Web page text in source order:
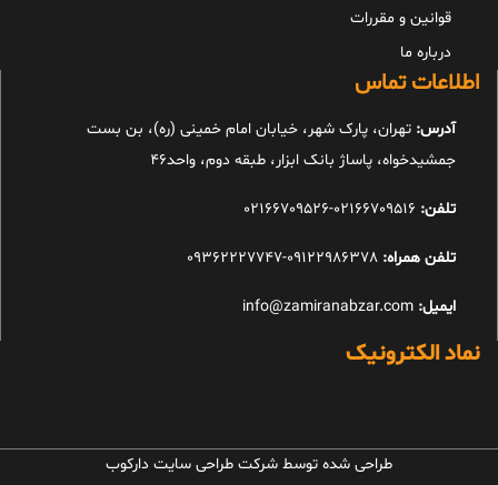
قوانین و مقررات
درباره ما
اطلاعات تماس
آدرس: تهران، پارک شهر، خیابان امام خمینی (ره)، بن بست
جمشیدخواه، پاساژ بانک ابزار، طبقه دوم، واحد46
تلفن:
تلفن همراه: 09122986378-09362227747
ایمیل:
نماد الکترونیک
طراحی شده توسط شرکت طراحی سایت دارکوب